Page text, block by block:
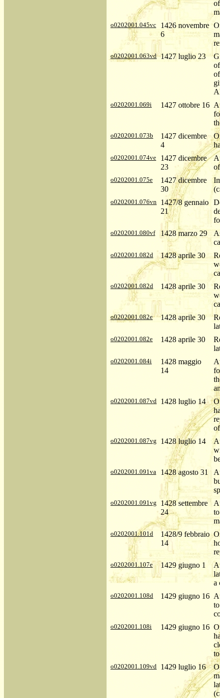
o0202001.045vc
1426 novembre
6
o0202001.063vd 1427 luglio 23
o0202001.069i 1427 ottobre 16
o0202001.073b
1427 dicembre
4
o0202001.074ve
1427 dicembre
23
o0202001.075e
1427 dicembre
30
o0202001.076vn
1427/8 gennaio
21
o0202001.080vf 1428 marzo 29
o0202001.082d 1428 aprile 30
o0202001.082d 1428 aprile 30
o0202001.082e 1428 aprile 30
o0202001.082e 1428 aprile 30
o0202001.084i
1428 maggio
14
o0202001.087vd 1428 luglio 14
o0202001.087vg 1428 luglio 14
o0202001.091va 1428 agosto 31
o0202001.091vg
1428 settembre
24
o0202001.101d
1428/9 febbraio
14
o0202001.107e 1429 giugno 1
a
o0202001.108d 1429 giugno 16
o0202001.108i 1429 giugno 16
o0202001.109vd 1429 luglio 16